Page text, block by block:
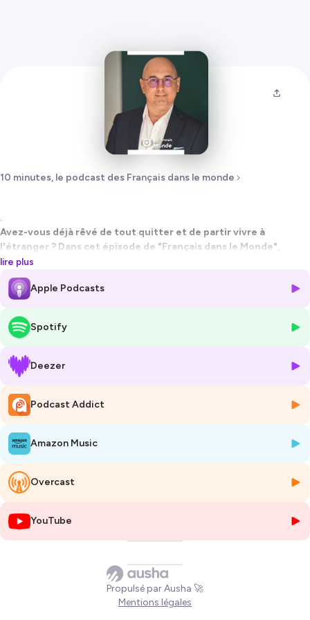
10 minutes, le podcast des Français dans le monde
.
Avez-vous déjà rêvé de tout quitter et de partir vivre à
l'étranger ? Dans cet épisode de "Français dans le Monde",
Gautier Seys nous emmène à Tunis pour une discussion
fascinante avec Laurent Caizergues, un expatrié dont le
parcours international est aussi riche que varié. Ensemble, ils
partageant des anecdotes captivantes sur les différentes
cultures et modes de vie que Laurent a découverts au fil des
Laurent Caizergues est un homme aux multiples casquettes.
Originaire de Latte, un petit village au sud de Montpellier, il a d'abord
goûté à l'expatriation aux États-Unis avant de s'installer
rôle professionnel au sein du groupe Laplace, Laurent est très engagé
dans le monde associatif, notamment en tant que président de l'UFE
Carthage et conseiller des Français de l'étranger. Son parcours
exemplaire en fait un invité de choix pour discuter de la vie à l'étranger
et des défis qui l'accompagnent.
Dans cet épisode, Laurent partage son expérience de la vie d'expatrié,
en abordant les différences culturelles, les défis professionnels et les
également les spécificités de la communauté francophone en Tunisie,
composée en grande partie de personnes ayant la double nationalité.
Enfin, Laurent nous offre un aperçu de la douceur de vivre à Tunis, tout
en soulignant l'importance de rester connecté à ses racines et de
lire plus
Apple Podcasts
Spotify
Deezer
Podcast Addict
Amazon Music
Overcast
YouTube
Propulsé par Ausha 🚀
Mentions légales